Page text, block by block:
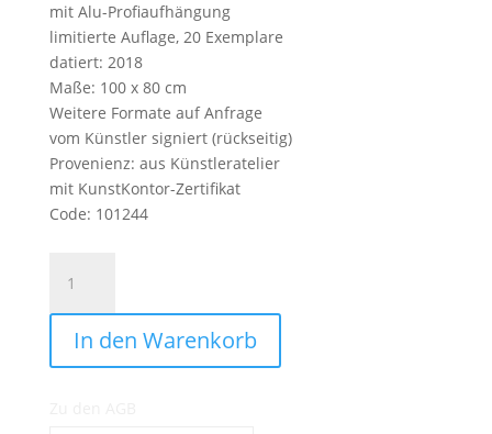
mit Alu-Profiaufhängung
limitierte Auflage, 20 Exemplare
datiert: 2018
Maße: 100 x 80 cm
Weitere Formate auf Anfrage
vom Künstler signiert (rückseitig)
Provenienz: aus Künstleratelier
mit KunstKontor-Zertifikat
Code: 101244
Generation
-
Napoleon.
Ed.
In den Warenkorb